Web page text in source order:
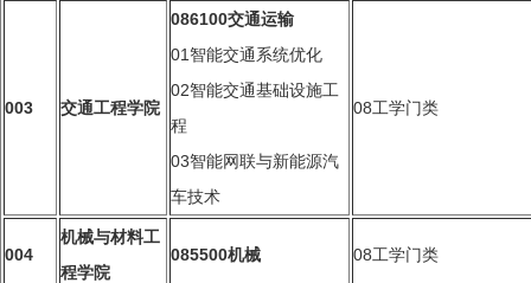
003 交通工程学院
086100交通运输
01 智能交通系统优化
02智能交通基础设施工
程
03智能网联与新能源汽
车技术
08工学门类
004
机械与材料工
程学院
085500机械 08工学门类